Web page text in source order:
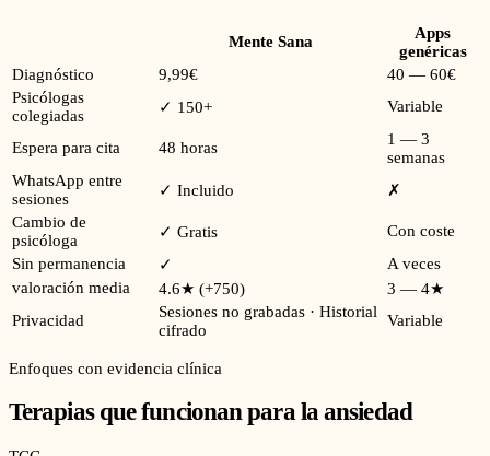
Mente Sana
Apps
genéricas
Diagnóstico
9,99€
40 — 60€
Psicólogas
colegiadas
✓ 150+ Variable
Espera para cita 48 horas
1 — 3
semanas
WhatsApp entre
sesiones
✓ Incluido
✗
Cambio de
psicóloga
✓ Gratis
Con coste
Sin permanencia
✓
A veces
valoración media
4.6★ (+750)
3 — 4★
Privacidad
Sesiones no grabadas · Historial
cifrado
Variable
Enfoques con evidencia clínica
Terapias que funcionan para la ansiedad